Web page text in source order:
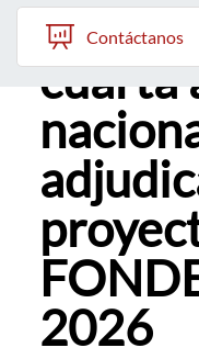
VINCI
Investigación
Creación
Innovación
Contáctanos
PUCV
cuarta
2026